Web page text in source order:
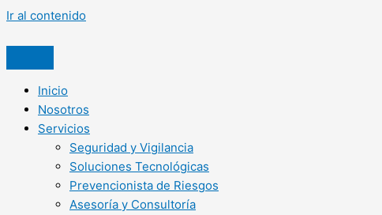
Ir al contenido
Inicio
Nosotros
Servicios
Seguridad y Vigilancia
Soluciones Tecnológicas
Prevencionista de Riesgos
Asesoría y Consultoría